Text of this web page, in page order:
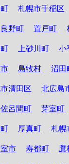
札幌市手稲区
野町 置戸町
上砂川町 小
島牧村 沼田
清田区 北広島
佐呂間町 芽室町
厚真町 札幌
市 寿都町 鷹